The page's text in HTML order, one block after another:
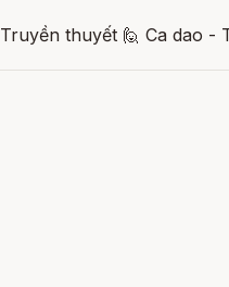
Truyền thuyết 🙋 Ca dao -